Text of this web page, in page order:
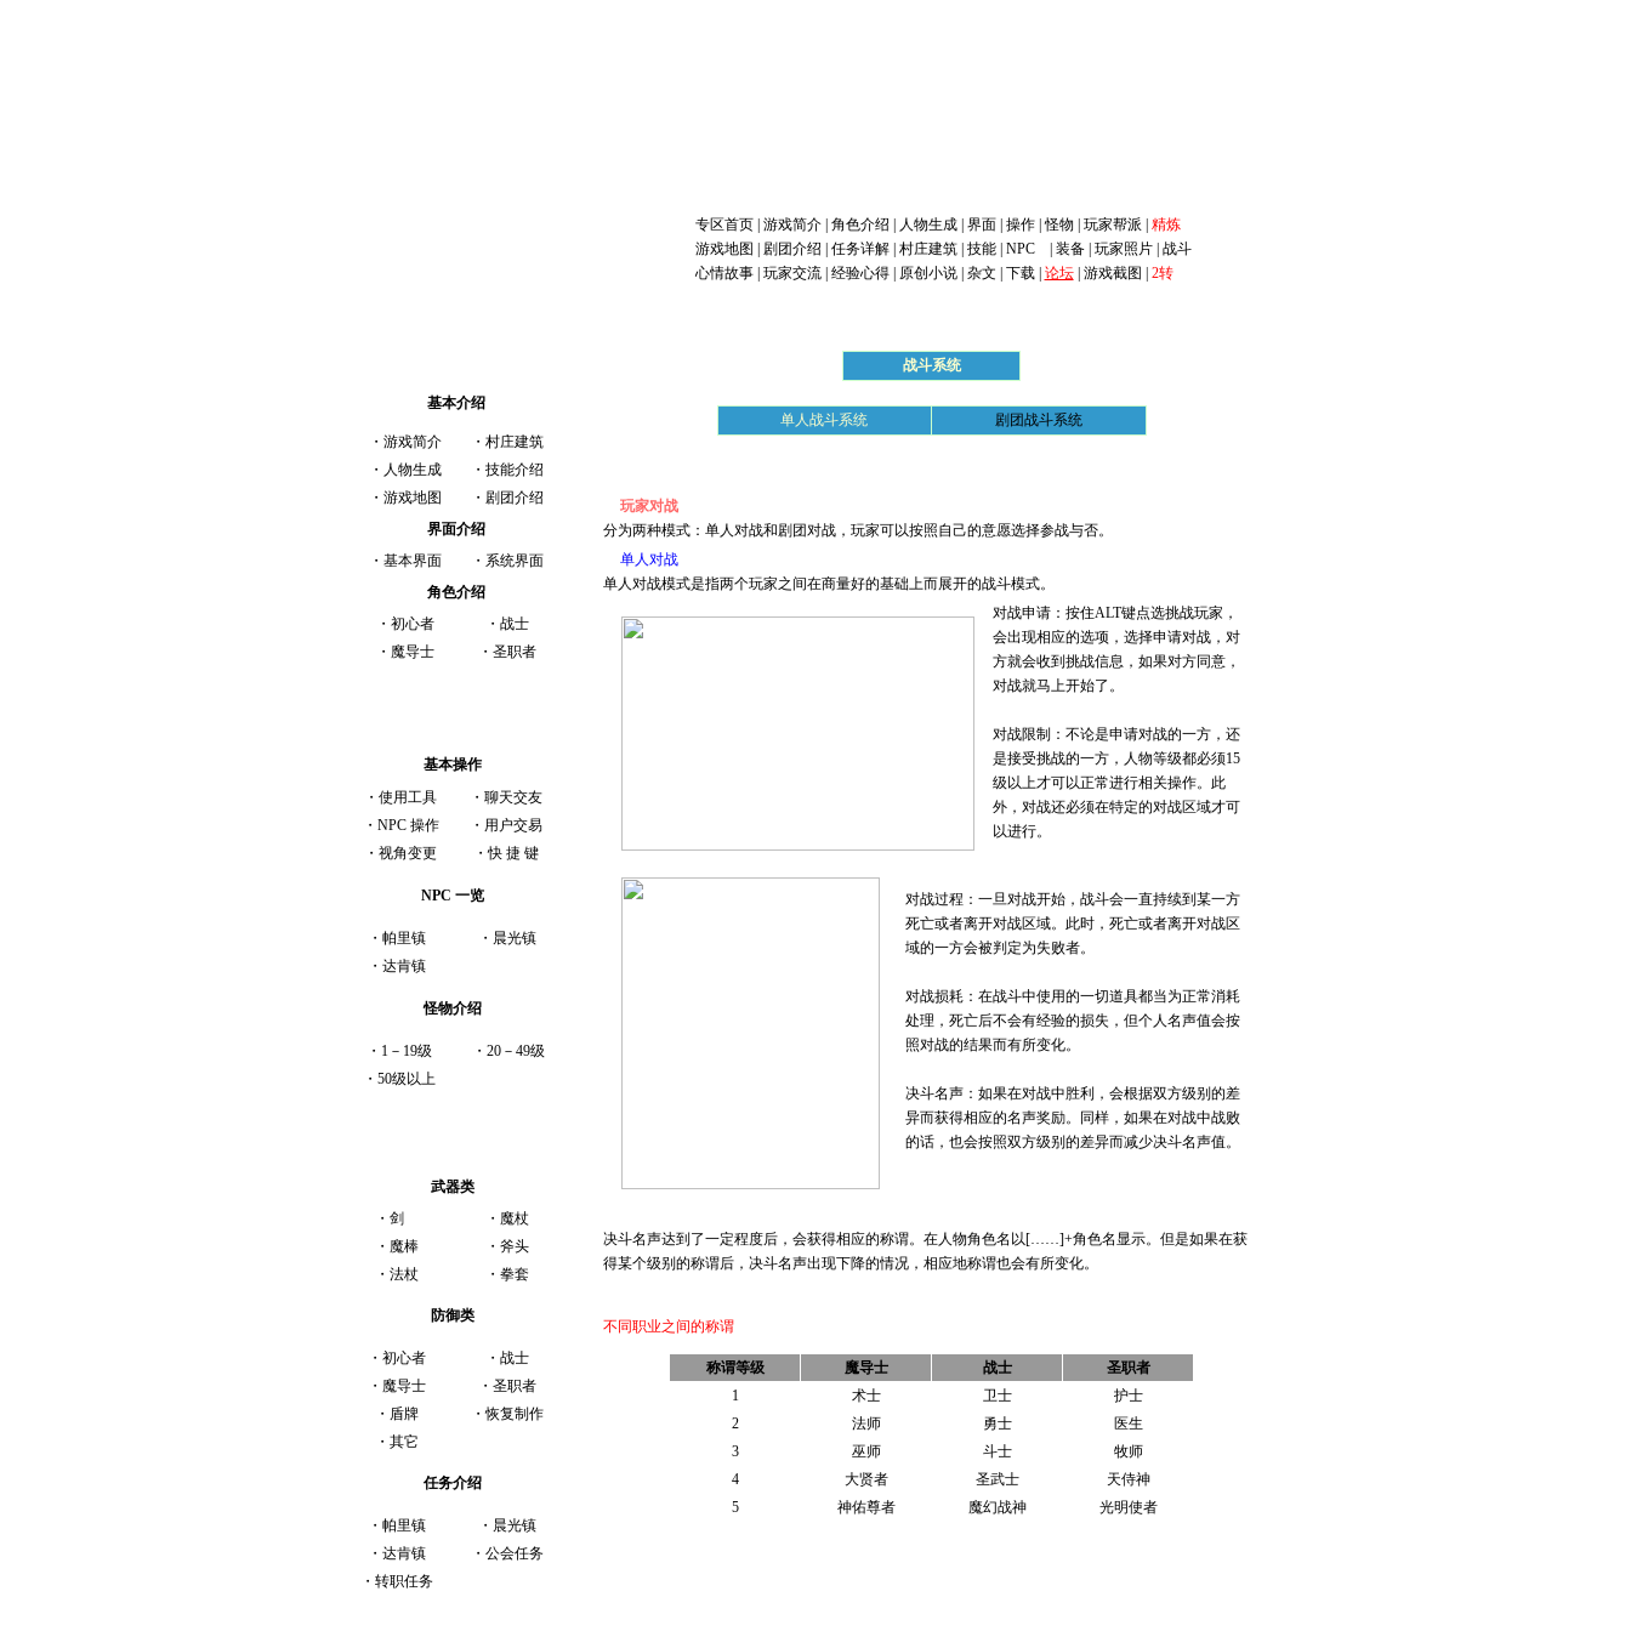
专区首页| 游戏简介| 角色介绍 人物生成| 界面| 操作|怪物 玩家帮派
精炼
游戏地图
剧团介绍 任务详解| 村庄建筑| 技能| NPC 装备| 玩家照片| 战斗
心情故事| 玩家交流| 经验心得| 原创小说| 杂文 下载| 论坛| 游戏截图 2转
基本介绍
・ 游戏简介 ・ 村庄建筑
・ 人物生成 ・ 技能介绍
・ 游戏地图 ・ 剧团介绍
界面介绍
・ 基本界面 ・ 系统界面
角色介绍
・ 初心者 ・ 战士
・ 魔导士 ・ 圣职者
基本操作
・ 使用工具 ・ 聊天交友
・ NPC 操作 ・ 用户交易
・ 视角变更 ・快 捷 键
NPC 一览
・ 帕里镇 ・ 晨光镇
・ 达肯镇
怪物介绍
・ 1－19级 ・ 20－49级
・ 50级以上
武器类
・ 剑 ・ 魔杖
・ 魔棒 ・ 斧头
・ 法杖 ・ 拳套
防御类
・ 初心者 ・ 战士
・ 魔导士 ・ 圣职者
・ 盾牌 ・恢复制作
・ 其它
任务介绍
・ 帕里镇 ・ 晨光镇
・ 达肯镇 ・ 公会任务
・ 转职任务
战斗系统
单人战斗系统 剧团战斗系统
玩家对战
分为两种模式：单人对战和剧团对战，玩家可以按照自己的意愿选择参战与否。
单人对战
单人对战模式是指两个玩家之间在商量好的基础上而展开的战斗模式。
对战申请：按住ALT键点选挑战玩家，
会出现相应的选项，选择申请对战，对
方就会收到挑战信息，如果对方同意，
对战就马上开始了。
对战限制：不论是申请对战的一方，还
是接受挑战的一方，人物等级都必须15
级以上才可以正常进行相关操作。此
外，对战还必须在特定的对战区域才可
以进行。
对战过程：一旦对战开始，战斗会一直持续到某一方
死亡或者离开对战区域。此时，死亡或者离开对战区
域的一方会被判定为失败者。
对战损耗：在战斗中使用的一切道具都当为正常消耗
处理，死亡后不会有经验的损失，但个人名声值会按
照对战的结果而有所变化。
决斗名声：如果在对战中胜利，会根据双方级别的差
异而获得相应的名声奖励。同样，如果在对战中战败
的话，也会按照双方级别的差异而减少决斗名声值。
决斗名声达到了一定程度后，会获得相应的称谓。在人物角色名以[……]+角色名显示。但是如果在获
得某个级别的称谓后，决斗名声出现下降的情况，相应地称谓也会有所变化。
不同职业之间的称谓
称谓等级 魔导士 战士
圣职者
1
术士 卫士
护士
2
法师 勇士
医生
3
巫师 斗士
牧师
4
大贤者 圣武士
天侍神
5
神佑尊者 魔幻战神 光明使者